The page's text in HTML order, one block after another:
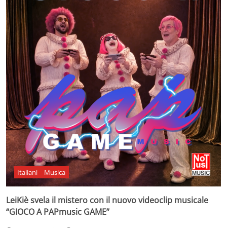
Italiani Musica
LeiKiè svela il mistero con il nuovo videoclip musicale
“GIOCO A PAPmusic GAME”